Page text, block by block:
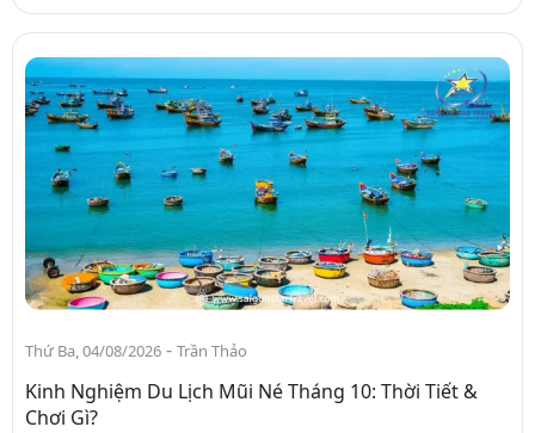
Thứ Ba, 04/08/2026 - Trần Thảo
Kinh Nghiệm Du Lịch Mũi Né Tháng 10: Thời Tiết &
Chơi Gì?